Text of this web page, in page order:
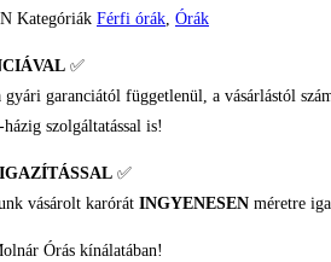
Kategóriák Férfi órák, Órák
✅
garanciától függetlenül, a vásárlástól
szolgáltatással is!
✅
vásárolt karórát INGYENESEN méretre
Órás kínálatában!